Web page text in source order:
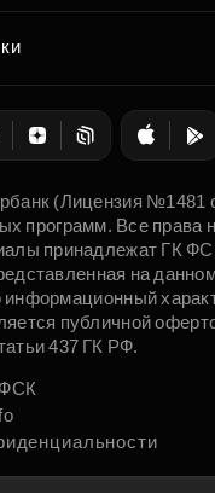
(Лицензия №1481
программ. Все права
принадлежат ГК
на
публичной
437 ГК РФ.